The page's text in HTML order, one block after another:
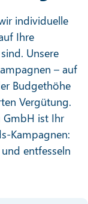
individuelle
Ihre
Unsere
– auf
Budgethöhe
Vergütung.
GmbH ist Ihr
Kampagnen:
entfesseln